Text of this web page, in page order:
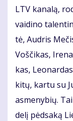
LTV ka­na­lą,
vai­di­no
tė, Aud­ris
Voš­či­kas,
kas,
ki­tų, kar­tu su
as­me­ny­bių.
de­lį pėd­sa­ką